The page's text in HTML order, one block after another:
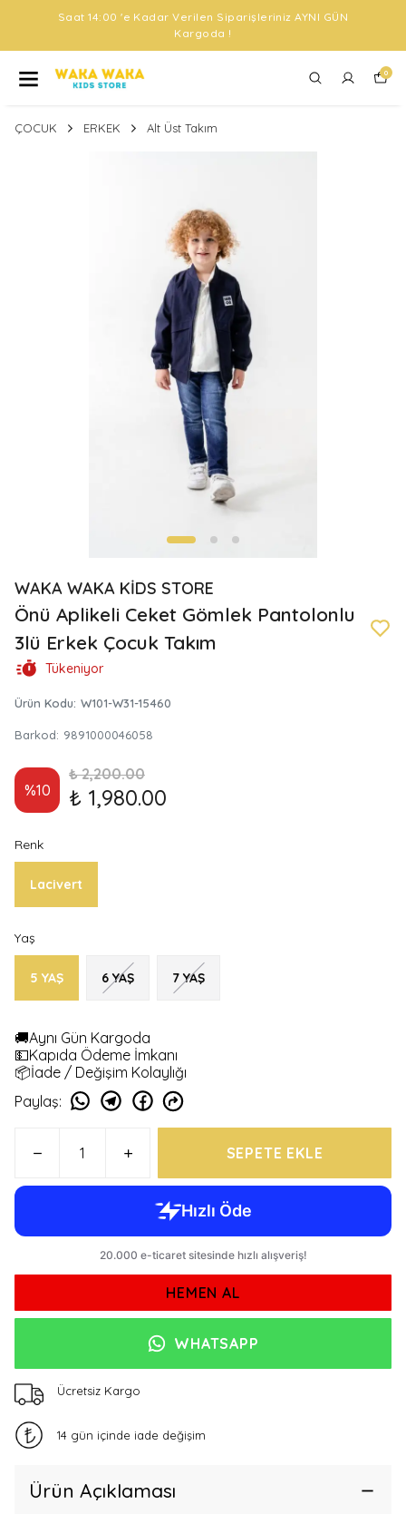
Saat 14:00 'e Kadar Verilen Siparişleriniz AYNI GÜN
Kargoda !
0
ÇOCUK ERKEK Alt Üst Takım
WAKA WAKA KİDS STORE
Önü Aplikeli Ceket Gömlek Pantolonlu
3lü Erkek Çocuk Takım
Tükeniyor
Ürün Kodu: W101-W31-15460
Barkod: 9891000046058
%10
₺ 2,200.00
₺ 1,980.00
Renk
Lacivert
Yaş
5 YAŞ 6 YAŞ 7 YAŞ
🚚Aynı Gün Kargoda
💵Kapıda Ödeme İmkanı
📦İade / Değişim Kolaylığı
Paylaş:
SEPETE EKLE
HEMEN AL
WHATSAPP
Ücretsiz Kargo
14 gün içinde iade değişim
Ürün Açıklaması